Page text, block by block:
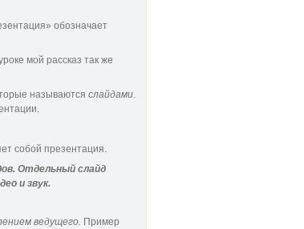
обозначает
мой рассказ так же
называются слайдами.
собой презентация.
Отдельный слайд
и звук.
ведущего. Пример